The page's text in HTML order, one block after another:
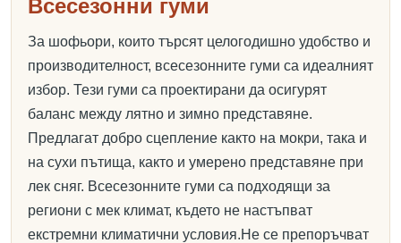
Всесезонни гуми
За шофьори, които търсят целогодишно удобство и
производителност, всесезонните гуми са идеалният
избор. Тези гуми са проектирани да осигурят
баланс между лятно и зимно представяне.
Предлагат добро сцепление както на мокри, така и
на сухи пътища, както и умерено представяне при
лек сняг. Всесезонните гуми са подходящи за
региони с мек климат, където не настъпват
екстремни климатични условия.Не се препоръчват